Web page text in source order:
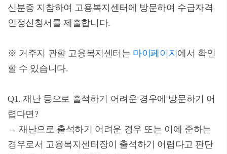
신분증 지참하여 고용복지센터에 방문하여 수급자격
인정신청서를 제출합니다.
※ 거주지 관할 고용복지센터는 마이페이지 에서 확인
할 수 있습니다.
Q1. 재난 등으로 출석하기 어려운 경우에 방문하기 어
렵다면?
→ 재난으로 출석하기 어려운 경우 또는 이에 준하는
경우로서 고용복지센터장이 출석하기 어렵다고 판단